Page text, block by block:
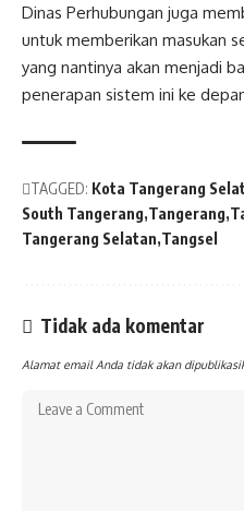
Dinas Perhubungan juga
untuk memberikan masukan
yang nantinya akan menjadi
penerapan sistem ini ke
TAGGED: Kota Tangerang
South Tangerang Tangerang
Tangerang Selatan Tangsel
Tidak ada komentar
Alamat email Anda tidak akan